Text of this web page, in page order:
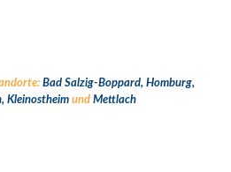
Bad Salzig-Boppard, Homburg,
Kleinostheim und Mettlach